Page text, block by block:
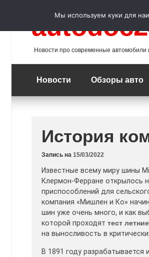
Новости про современные автомобили
Новости Обзоры авто
История
Запись на 15/03/2022
Известные всему миру шины
Клермон-Ферране открылось
приспособлений для
компания «Мишлен и Ко»
шин уже очень много, и как
которой проходят тест
на выносливость в
В 1891 году разрабатывается
Мы используем куки для